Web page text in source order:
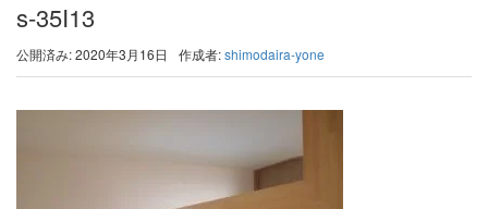
s-35I13
公開済み: 2020年3月16日 作成者:shimodaira-yone